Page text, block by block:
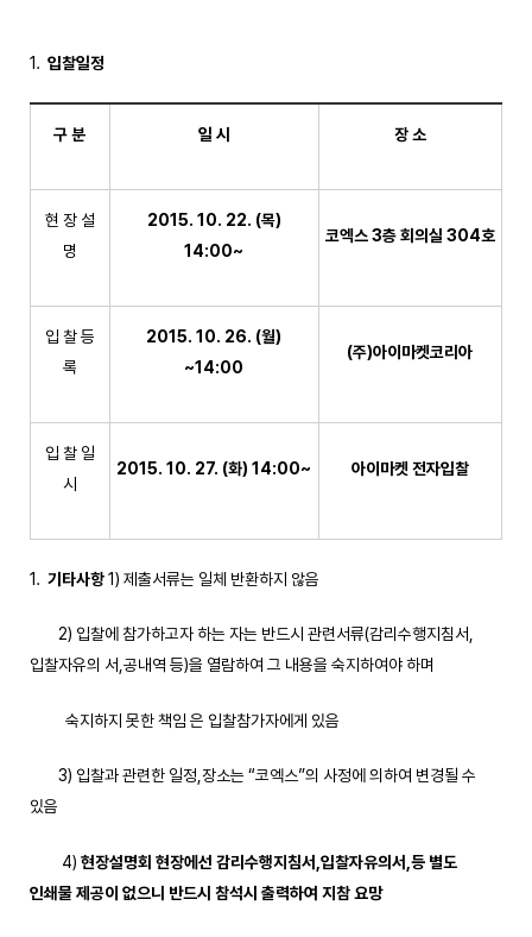
입찰일정
구 분 일 시 장 소
현 장 설
명
2015. 10. 22. (목)
14:00~
코엑스3층 회의실 304호
입 찰 등
록
2015. 10. 26. (월)
~14:00
(주)아이마켓코리아
입 찰 일
시
2015. 10. 27. (화) 14:00~ 아이마켓 전자입찰
기타사항1) 제출서류는 일체 반환하지 않음
2) 입찰에 참가하고자 하는 자는 반드시 관련서류(감리수행지침서,
입찰자유의 서,공내역 등)을 열람하여 그 내용을 숙지하여야 하며
숙지하지 못한 책임 은 입찰참가자에게 있음
3) 입찰과 관련한 일정,장소는 “코엑스”의 사정에 의하여 변경될 수
있음
4) 현장설명회 현장에선 감리수행지침서 입찰자유의서 등 별도
인쇄물 제공이 없으니 반드시 참석시 출력하여 지참 요망